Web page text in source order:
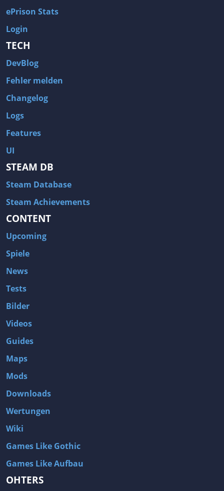
ePrison Stats
Login
TECH
DevBlog
Fehler melden
Changelog
Logs
Features
UI
STEAM DB
Steam Database
Steam Achievements
CONTENT
Upcoming
Spiele
News
Tests
Bilder
Videos
Guides
Maps
Mods
Downloads
Wertungen
Wiki
Games Like Gothic
Games Like Aufbau
OHTERS